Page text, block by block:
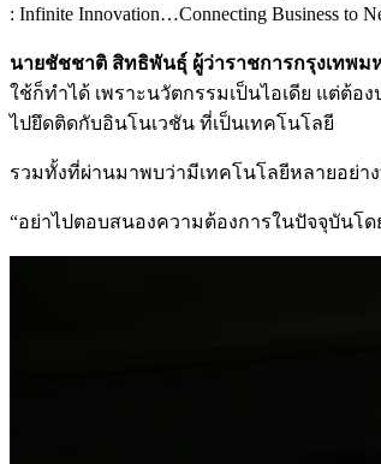
: Infinite Innovation…Connecting Business to
นายชัชชาติ สิทธิพันธุ์ ผู้ว่าราชการกรุงเทพม
ใช้ก็ทำได้ เพราะนวัตกรรมเป็นไอเดีย แต่ต้
ไปยึดติดกับอินโนเวชัน ที่เป็นเทคโนโลยี
รวมทั้งที่ผ่านมาพบว่ามีเทคโนโลยีหลายอย่า
“อย่าไปตอบสนองความต้องการในปัจจุบัน